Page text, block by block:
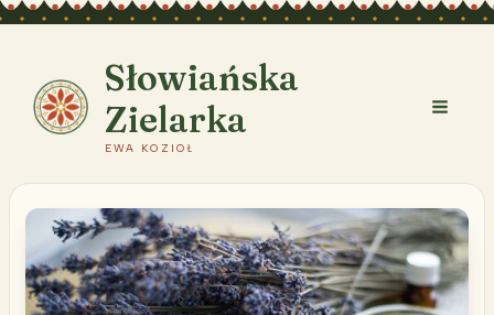
Przejdź
Słowiańska
Zielarka
EWA KOZIOŁ